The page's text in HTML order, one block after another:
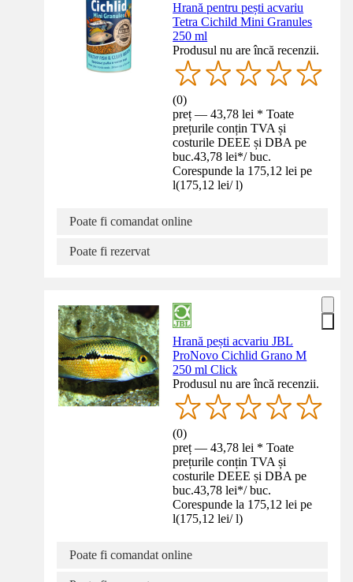
Hrană pentru pești acvariu
Tetra Cichild Mini Granules
250 ml
Produsul nu are încă recenzii.
(0)
preț — 43,78 lei * Toate
prețurile conțin TVA și
costurile DEEE și DBA pe
buc.43,78 lei*/ buc.
Corespunde la 175,12 lei pe
l(175,12 lei/ l)
Poate fi comandat online
Poate fi rezervat
Hrană pești acvariu JBL
ProNovo Cichlid Grano M
250 ml Click
Produsul nu are încă recenzii.
(0)
preț — 43,78 lei * Toate
prețurile conțin TVA și
costurile DEEE și DBA pe
buc.43,78 lei*/ buc.
Corespunde la 175,12 lei pe
l(175,12 lei/ l)
Poate fi comandat online